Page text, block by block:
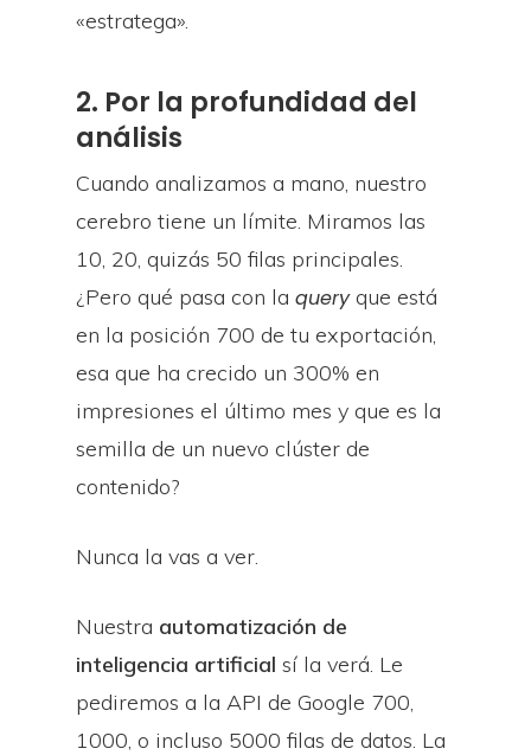
«estratega».
2. Por la profundidad del
análisis
Cuando analizamos a mano, nuestro
cerebro tiene un límite. Miramos las
10, 20, quizás 50 filas principales.
¿Pero qué pasa con la queryque está
en la posición 700 de tu exportación,
esa que ha crecido un 300% en
impresiones el último mes y que es la
semilla de un nuevo clúster de
contenido?
Nunca la vas a ver.
Nuestra automatización de
inteligencia artificial sí la verá. Le
pediremos a la API de Google 700,
1000, o incluso 5000 filas de datos. La